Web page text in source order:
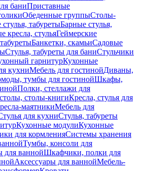
баниПриставные
Обеденные группыСтолы-
табуретыБарные стулья,
кресла, стульяГеймерские
Банкетки, скамьиСадовые
Стулья, табуреты для баниСтульчики
гарнитурКухонные
кухниМебель для гостинойДиваны,
тумбы для гостинойШкафы,
Полки, стеллажи для
столы-книгиКресла, стулья для
маятникиМебель для
для кухниСтулья, табуреты
Кухонные модулиКухонные
для кормленияСистемы хранения
Тумбы, консоли для
ваннойШкафчики, полки для
Аксессуары для ваннойМебель-